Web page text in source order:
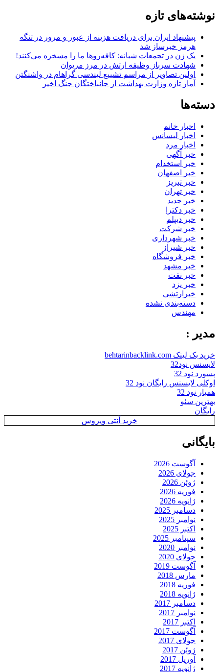
نوشته‌های تازه
پیشنهاد ایران برای دریافت هزینه از عبور و مرور در تنگه
هرمز خبرساز شد
یک زن در تجمعات شبانه: کافه‌روها ما را مسخره می‌کنند!
شهادت سرباز وظیفه ارتش در مرز مریوان
اولین تصاویر از مراسم تشییع لیندسی گراهام در واشنگتن
آمار تازه وزارت بهداشت از جانباختگان جنگ اخیر
دسته‌ها
اخبار خانم
اخبار لیسانس
اخبار مرد
خبر آگهی
خبر استخدام
خبر اصفهان
خبر تبریز
خبر تهران
خبر جدید
خبر دکترا
خبر دیپلم
خبر شرکت
خبر شهرداری
خبر شیراز
خبر فروشگاه
خبر مشهد
خبر نفت
خبر یزد
خبرارتشی
دسته‌بندی نشده
مهندس
مدیر :
خرید بک لینک behtarinbacklink.com
لایسنس نود32
پسورد نود 32
اوکلی لایسنس رایگان نود 32
همیار نود 32
بهترین سئو
رایگان
خرید آنتی ویروس
بایگانی
آگوست 2026
جولای 2026
ژوئن 2026
فوریه 2026
ژانویه 2026
دسامبر 2025
نوامبر 2025
اکتبر 2025
سپتامبر 2025
نوامبر 2020
جولای 2020
آگوست 2019
مارس 2018
فوریه 2018
ژانویه 2018
دسامبر 2017
نوامبر 2017
اکتبر 2017
آگوست 2017
جولای 2017
ژوئن 2017
آوریل 2017
ژانویه 2017